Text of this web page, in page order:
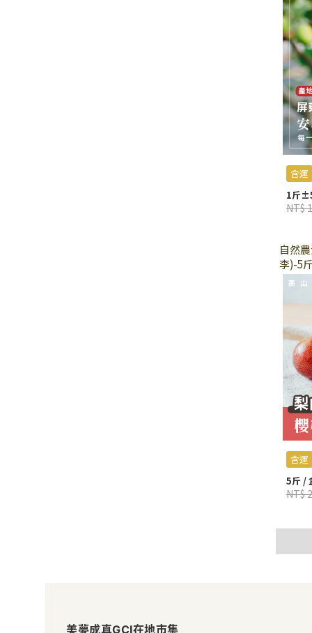
含運
1斤
NT$
自然
李)-5
含運
5斤 /
NT$
美夢成真GCI在地市集